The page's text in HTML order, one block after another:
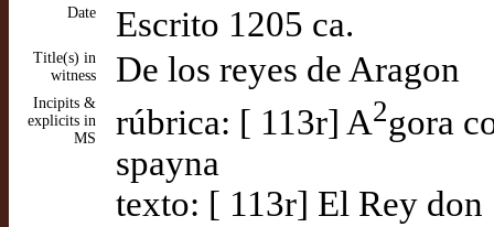
Date Escrito 1205 ca.
Title(s) in
witness
De los reyes de Aragon
Incipits &
explicits in
MS
rúbrica: [ 113r] A2gora
spayna
texto: [ 113r] El Rey don